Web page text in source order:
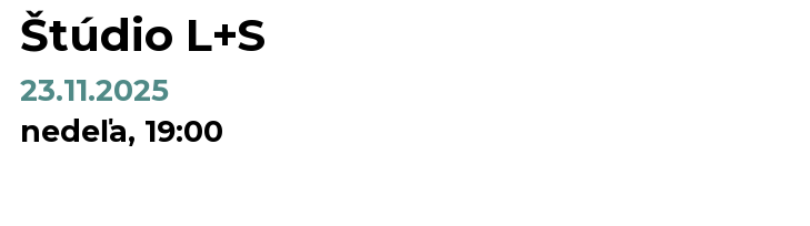
Štúdio L+S
23.11.2025
nedeľa, 19:00